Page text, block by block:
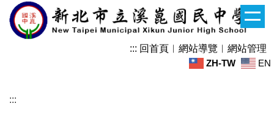
跳
到
區
::: 回首頁 ︱ 網站導覽 ︱ 網站管理
ZH-TW
EN
:::